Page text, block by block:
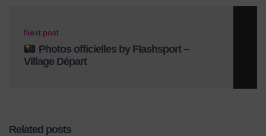
Next post
Photos officielles by Flashsport –
Village Départ
Related posts